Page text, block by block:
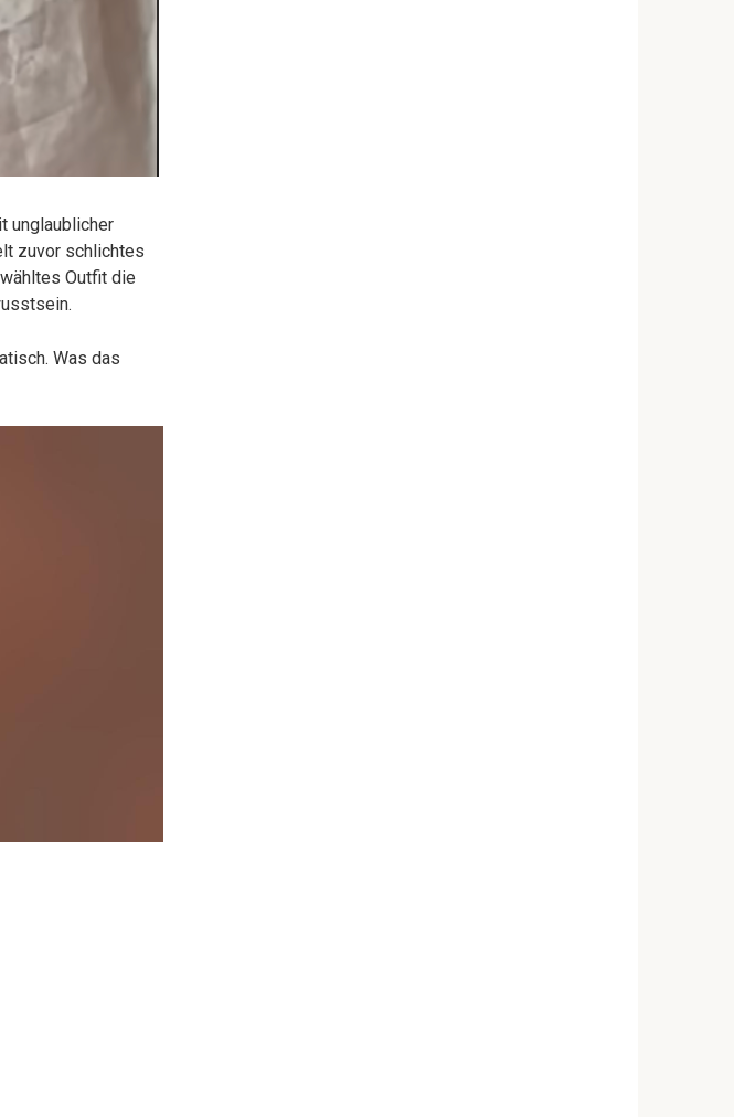
unglaublicher
zuvor schlichtes
Outfit die
Was das